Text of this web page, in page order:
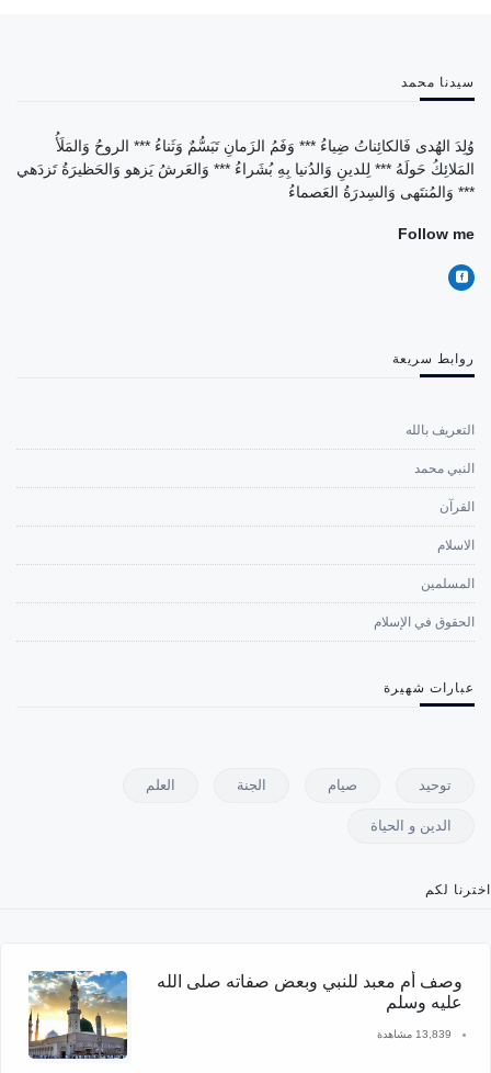
سيدنا محمد
وُلِدَ الهُدى فَالكائِناتُ ضِياءُ *** وَفَمُ الزَمانِ تَبَسُّمٌ وَثَناءُ *** الروحُ وَالمَلَأُ
المَلائِكُ حَولَهُ *** لِلدينِ وَالدُنيا بِهِ بُشَراءُ *** وَالعَرشُ يَزهو وَالحَظيرَةُ تَزدَهي
*** وَالمُنتَهى وَالسِدرَةُ العَصماءُ
Follow me
روابط سريعة
التعريف بالله
النبي محمد
القرآن
الاسلام
المسلمين
الحقوق في الإسلام
عبارات شهيرة
توحيد صيام الجنة العلم
الدين و الحياة
اخترنا لكم
وصف أم معبد للنبي وبعض صفاته صلى الله
عليه وسلم
13,839 مشاهدة